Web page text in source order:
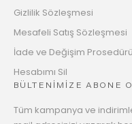
Gizlilik Sözleşmesi
Mesafeli Satış Sözleşmesi
İade ve Değişim Prosedürü
Hesabımı Sil
BÜLTENİMİZE ABONE
Tüm kampanya ve